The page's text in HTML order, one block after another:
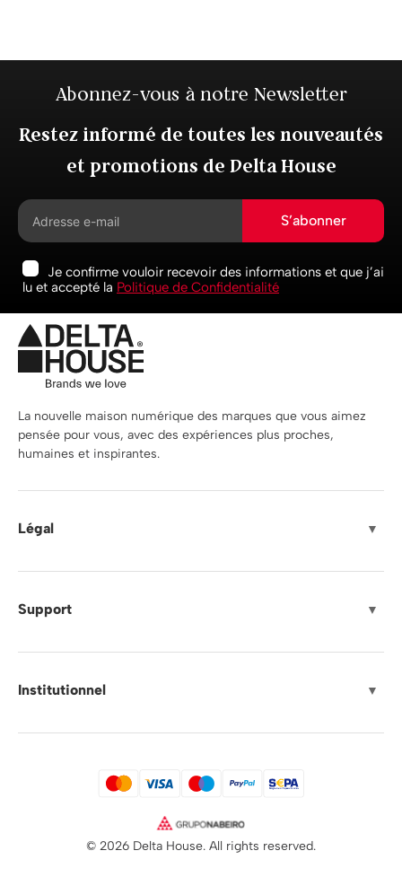
Abonnez-vous à notre Newsletter
Restez informé de toutes les nouveautés
et promotions de Delta House
S’abonner
Je confirme vouloir recevoir des informations et que j’ai
lu et accepté la Politique de Confidentialité
La nouvelle maison numérique des marques que vous aimez
pensée pour vous, avec des expériences plus proches,
humaines et inspirantes.
Légal ▼
Support ▼
Institutionnel ▼
© 2026 Delta House. All rights reserved.